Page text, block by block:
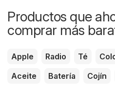
Productos que
comprar más
Apple Radio Té
Aceite
Batería Cojín